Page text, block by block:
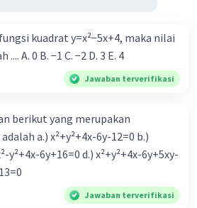
+ Rp 800.000(B)
600.000(3) + Rp 800.000(6)
1.800.000 + Rp 4.800.000
(0) Balas
kuadrat y=x²−5x+4, maka nilai
A. 0 B. −1 C. −2 D. 3 E. 4
Jawaban terverifikasi
berikut yang merupakan
6y-12=0 b.)
y²+4x-6y+16=0 d.) x²+y²+4x-6y+5xy-
Jawaban terverifikasi